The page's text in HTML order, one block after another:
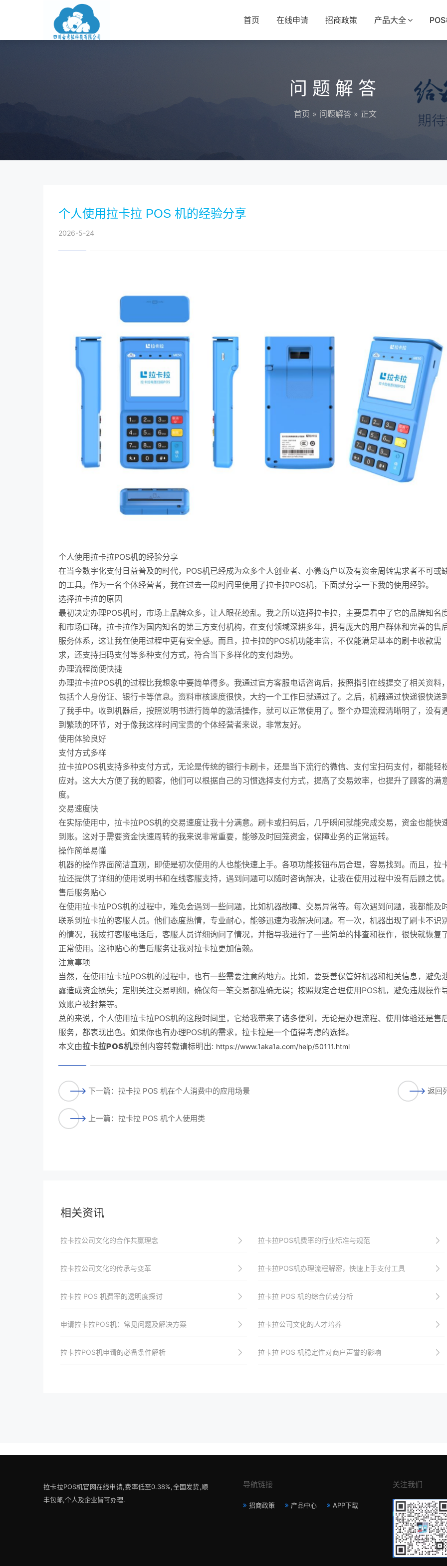
首页 在线申请 招商政策 产品大全
问题解答
首页 » 问题解答 » 正文
个人使用拉卡拉 POS 机的经验分享
2026-5-24
个人使用拉卡拉POS机的经验分享
在当今数字化支付日益普及的时代，POS机已经成为众多个人创业者、小微商户以及有资金周转需求者不可或
的工具。作为一名个体经营者，我在过去一段时间里使用了拉卡拉POS机，下面就分享一下我的使用经验。
选择拉卡拉的原因
最初决定办理POS机时，市场上品牌众多，让人眼花缭乱。我之所以选择拉卡拉，主要是看中了它的品牌知名
和市场口碑。拉卡拉作为国内知名的第三方支付机构，在支付领域深耕多年，拥有庞大的用户群体和完善的售
服务体系，这让我在使用过程中更有安全感。而且，拉卡拉的POS机功能丰富，不仅能满足基本的刷卡收款需
求，还支持扫码支付等多种支付方式，符合当下多样化的支付趋势。
办理流程简便快捷
办理拉卡拉POS机的过程比我想象中要简单得多。我通过官方客服电话咨询后，按照指引在线提交了相关资料，
包括个人身份证、银行卡等信息。资料审核速度很快，大约一个工作日就通过了。之后，机器通过快递很快送到
了我手中。收到机器后，按照说明书进行简单的激活操作，就可以正常使用了。整个办理流程清晰明了，没有
到繁琐的环节，对于像我这样时间宝贵的个体经营者来说，非常友好。
使用体验良好
支付方式多样
拉卡拉POS机支持多种支付方式，无论是传统的银行卡刷卡，还是当下流行的微信、支付宝扫码支付，都能轻
应对。这大大方便了我的顾客，他们可以根据自己的习惯选择支付方式，提高了交易效率，也提升了顾客的满
度。
交易速度快
在实际使用中，拉卡拉POS机的交易速度让我十分满意。刷卡或扫码后，几乎瞬间就能完成交易，资金也能快
到账。这对于需要资金快速周转的我来说非常重要，能够及时回笼资金，保障业务的正常运转。
操作简单易懂
机器的操作界面简洁直观，即使是初次使用的人也能快速上手。各项功能按钮布局合理，容易找到。而且，拉
拉还提供了详细的使用说明书和在线客服支持，遇到问题可以随时咨询解决，让我在使用过程中没有后顾之忧。
售后服务贴心
在使用拉卡拉POS机的过程中，难免会遇到一些问题，比如机器故障、交易异常等。每次遇到问题，我都能及
联系到拉卡拉的客服人员。他们态度热情，专业耐心，能够迅速为我解决问题。有一次，机器出现了刷卡不识别
的情况，我拨打客服电话后，客服人员详细询问了情况，并指导我进行了一些简单的排查和操作，很快就恢复
正常使用。这种贴心的售后服务让我对拉卡拉更加信赖。
注意事项
当然，在使用拉卡拉POS机的过程中，也有一些需要注意的地方。比如，要妥善保管好机器和相关信息，避免
露造成资金损失；定期关注交易明细，确保每一笔交易都准确无误；按照规定合理使用POS机，避免违规操作
致账户被封禁等。
总的来说，个人使用拉卡拉POS机的这段时间里，它给我带来了诸多便利，无论是办理流程、使用体验还是售
服务，都表现出色。如果你也有办理POS机的需求，拉卡拉是一个值得考虑的选择。
本文由拉卡拉POS机原创内容转载请标明出: https://www.1aka1a.com/help/50111.html
下一篇：拉卡拉 POS 机在个人消费中的应用场景
上一篇：拉卡拉 POS 机个人使用类
返回
相关资讯
拉卡拉公司文化的合作共赢理念 拉卡拉POS机费率的行业标准与规范
拉卡拉公司文化的传承与变革 拉卡拉POS机办理流程解密，快速上手支付工具
拉卡拉 POS 机费率的透明度探讨 拉卡拉 POS 机的综合优势分析
申请拉卡拉POS机：常见问题及解决方案 拉卡拉公司文化的人才培养
拉卡拉POS机申请的必备条件解析 拉卡拉 POS 机稳定性对商户声誉的影响
拉卡拉POS机官网在线申请,费率低至0.38%,全国发货,顺
丰包邮,个人及企业皆可办理.
导航链接
招商政策 产品中心 APP下载
关注我们